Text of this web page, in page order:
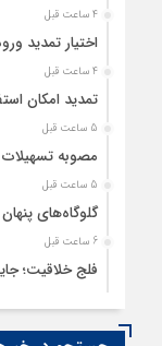
4 ساعت قبل
اختیار تمدید
4 ساعت قبل
تمدید امکان
5 ساعت قبل
مصوبه
5 ساعت قبل
گلوگاه‌های
6 ساعت قبل
فلج خلاقیت؛
رسانه، حلقه